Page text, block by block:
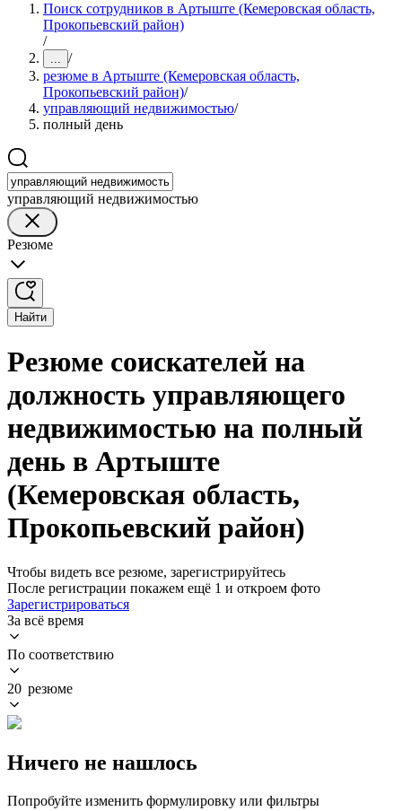
Поиск сотрудников в Артыште (Кемеровская область,
Прокопьевский район)
/
... /
резюме в Артыште (Кемеровская область,
Прокопьевский район)/
управляющий недвижимостью/
полный день
управляющий недвижимостью
Резюме
Найти
Резюме соискателей на
должность управляющего
недвижимостью на полный
день в Артыште
(Кемеровская область,
Прокопьевский район)
Чтобы видеть все резюме, зарегистрируйтесь
После регистрации покажем ещё 1 и откроем фото
Зарегистрироваться
За всё время
По соответствию
20 резюме
Ничего не нашлось
Попробуйте изменить формулировку или фильтры